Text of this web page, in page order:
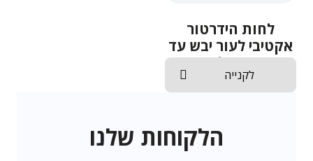
לחות הידרטור
אקטיבי לעור יבש עד
רגיל
לקנייה
הלקוחות שלנו